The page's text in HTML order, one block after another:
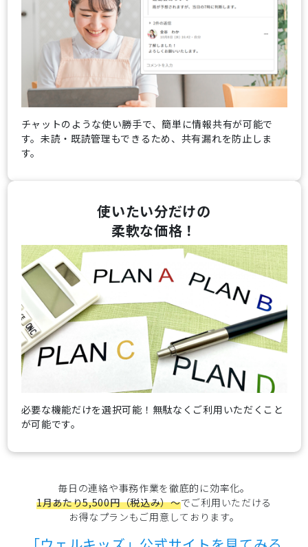
チャットのような使い勝手で、簡単に情報共有が可能で
す。未読・既読管理もできるため、共有漏れを防止しま
す。
使いたい分だけの
柔軟な価格！
必要な機能だけを選択可能！無駄なくご利用いただくこと
が可能です。
毎日の連絡や事務作業を徹底的に効率化。
1月あたり5,500円（税込み）～でご利用いただける
お得なプランもご用意しております。